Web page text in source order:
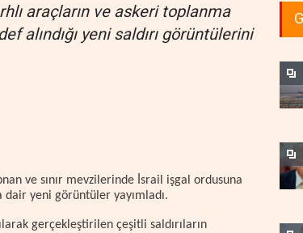
araçların ve askeri toplanma
alındığı yeni saldırı görüntülerini
ve sınır mevzilerinde İsrail işgal ordusuna
dair yeni görüntüler yayımladı.
gerçekleştirilen çeşitli saldırıların